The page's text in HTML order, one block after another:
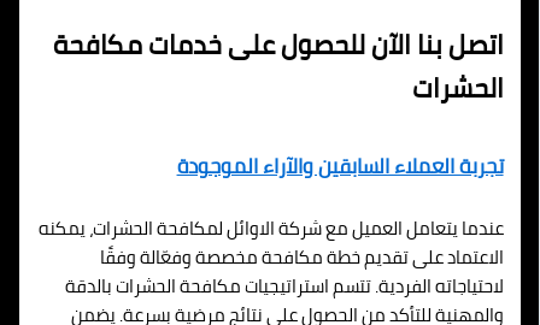
اتصل بنا الآن للحصول على خدمات مكافحة
الحشرات
تجربة العملاء السابقين والآراء الموجودة
عندما يتعامل العميل مع شركة الاوائل لمكافحة الحشرات، يمكنه
الاعتماد على تقديم خطة مكافحة مخصصة وفعّالة وفقًا
لاحتياجاته الفردية. تتسم استراتيجيات مكافحة الحشرات بالدقة
والمهنية للتأكد من الحصول على نتائج مرضية بسرعة. يضمن